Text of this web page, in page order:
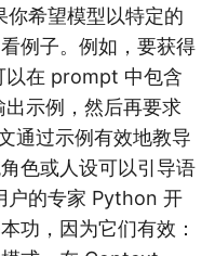
希望模型以特定的
例子。例如，要获得
以在 prompt 中包含
示例，然后再要求
通过示例有效地教导
色或人设可以引导语
户的专家 Python 开
功，因为它们有效：